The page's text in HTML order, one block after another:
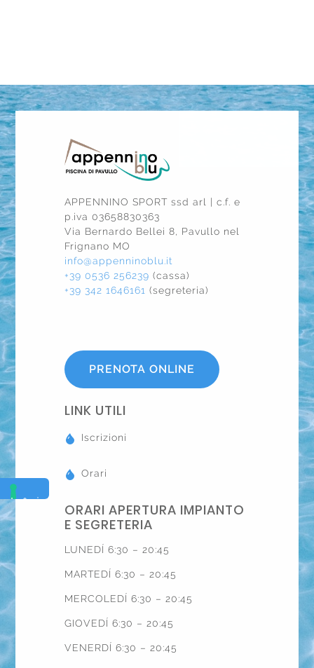
APPENNINO SPORT ssd arl | c.f. e
p.iva 03658830363
Via Bernardo Bellei 8, Pavullo nel
Frignano MO
info@appenninoblu.it
+39 0536 256239 (cassa)
+39 342 1646161 (segreteria)
PRENOTA ONLINE
LINK UTILI
Iscrizioni
Orari
ORARI APERTURA IMPIANTO
E SEGRETERIA
LUNEDÍ 6:30 – 20:45
MARTEDÍ 6:30 – 20:45
MERCOLEDÍ 6:30 – 20:45
GIOVEDÍ 6:30 – 20:45
VENERDÍ 6:30 – 20:45